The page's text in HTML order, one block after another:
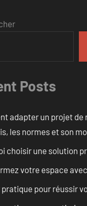
Posts
adapter un projet
les normes et son
choisir une solution
votre espace
pour réussir